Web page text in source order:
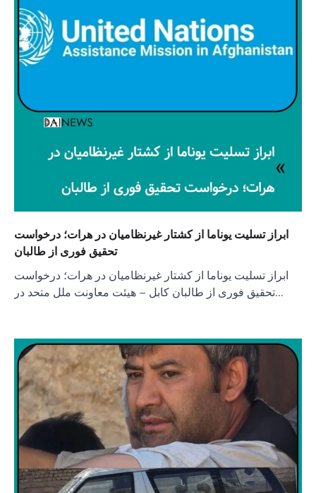
ابراز تسلیت یوناما از کشتار غیرنظامیان در هرات؛ درخواست
تحقیق فوری از طالبان
ابراز تسلیت یوناما از کشتار غیرنظامیان در هرات؛ درخواست
تحقیق فوری از طالبان کابل – هیئت معاونت ملل متحد در…